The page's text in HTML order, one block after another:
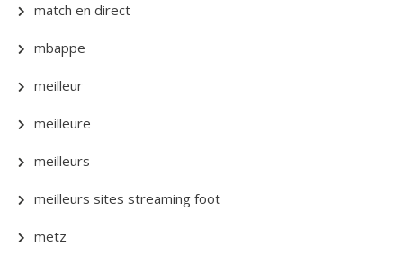
match en direct
mbappe
meilleur
meilleure
meilleurs
meilleurs sites streaming foot
metz